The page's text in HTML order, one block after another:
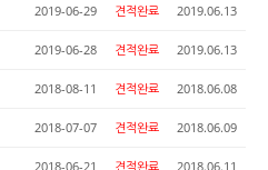
2019-06-29 견적완료 2019.06.13
2019-06-28 견적완료 2019.06.13
2018-08-11 견적완료 2018.06.08
2018-07-07 견적완료 2018.06.09
2018-06-21 견적완료 2018.06.11